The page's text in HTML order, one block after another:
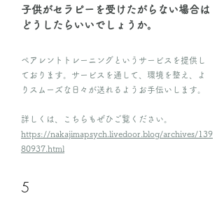
​子供がセラピーを受けたがらない場合は
どうしたらいいでしょうか。
​ペアレントトレーニングというサービスを提供し
ております。サービスを通して、環境を整え、よ
りスムーズな日々が送れるようお手伝いします。
詳しくは、こちらもぜひご覧ください。
https://nakajimapsych.livedoor.blog/archives/139
80937.html
5